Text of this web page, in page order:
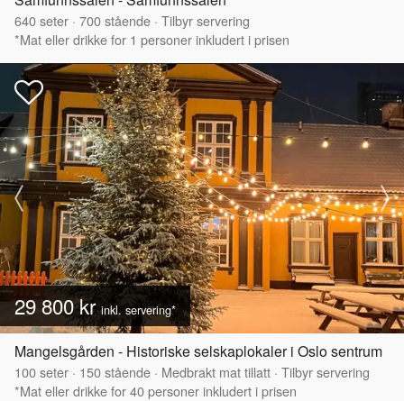
640seter · 700stående · Tilbyr servering
*Mat eller drikke for 1 personer inkludert i prisen
29 800 krinkl. servering*
Mangelsgården - Historiske selskaplokaler i Oslo sentrum
100seter · 150stående · Medbrakt mat tillatt · Tilbyr servering
*Mat eller drikke for 40 personer inkludert i prisen